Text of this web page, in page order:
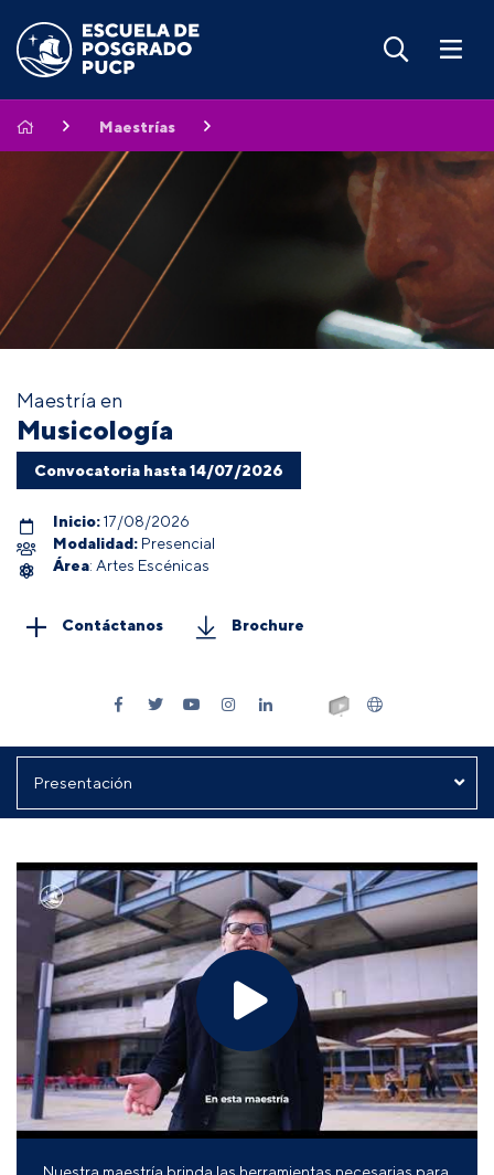
Maestrías
Maestría en
Musicología
Convocatoria hasta 14/07/2026
Inicio:17/08/2026
Modalidad: Presencial
Área: Artes Escénicas
Contáctanos Brochure
Nuestra maestría brinda las herramientas necesarias para